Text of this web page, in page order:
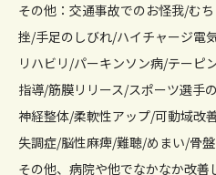
その他：交通事故でのお怪我/む
挫/手足のしびれ/ハイチャージ電
リハビリ/パーキンソン病/テーピ
指導/筋膜リリース/スポーツ選手
神経整体/柔軟性アップ/可動域改
失調症/脳性麻痺/難聴/めまい/骨
その他、病院や他でなかなか改